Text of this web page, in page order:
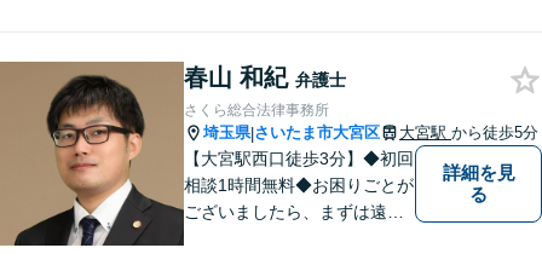
の代わりに悩み、考え、解決
策をご提案します。
春山 和紀 弁護士
さくら総合法律事務所
埼玉県|さいたま市大宮区 大宮駅 から徒歩5分
【大宮駅西口徒歩3分】◆初回
相談1時間無料◆お困りごとが
ございましたら、まずは遠慮
詳細を見
る